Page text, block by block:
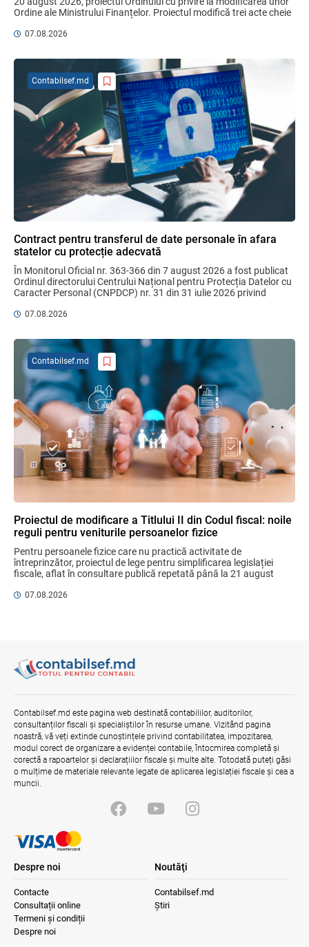
05.08.2026 Serviciul Fiscal de Stat
integrală a Titlului IV - accize armonizate
cu legislația UE
03.08.2026
Бухгалтерские и Налоговые
Консультации № 07/2026, комментарии
на полях
06.08.2026 Ciobanu Veaceslav
Plafonul operațiunilor valutare de capital
06.08.2026
MIA Plăți Instant: Soluția inovativă pentru
Efectele trecerii la euro ca monedă de
referință
06.08.2026 BNM
Bunurile și banii confiscați vor fi utilizați
în scopuri sociale și în interes public
06.08.2026 Guvernul RM
Mai puține taxe pe muncă. Mai multă
stimulare a investițiilor. Mai ferm pe vicii.
Mai corect pe excepții.
07.08.2026 Ministerul Finațelor
personale în afara statelor cu protecție
adecvată
07.08.2026
Ordine ale Ministrului Finanțelor. Proiectul modifică trei acte cheie
07.08.2026
Contract pentru transferul de date personale în afara
statelor cu protecție adecvată
În Monitorul Oficial nr. 363-366 din 7 august 2026 a fost publicat
Ordinul directorului Centrului Național pentru Protecția Datelor cu
Caracter Personal (CNPDCP) nr. 31 din 31 iulie 2026 privind
07.08.2026
Contabilsef.md
Proiectul de modificare a Titlului II din Codul fiscal: noile
reguli pentru veniturile persoanelor fizice
Pentru persoanele fizice care nu practică activitate de
întreprinzător, proiectul de lege pentru simplificarea legislației
fiscale, aflat în consultare publică repetată până la 21 august
07.08.2026
Contabilsef.md
Contabilsef.md este pagina web destinată contabililor, auditorilor,
consultanților fiscali și specialiștilor în resurse umane. Vizitând pagina
noastră, vă veți extinde cunoștințele privind contabilitatea, impozitarea,
modul corect de organizare a evidenței contabile, întocmirea completă și
corectă a rapoartelor și declarațiilor fiscale și multe alte. Totodată puteți găsi
o mulțime de materiale relevante legate de aplicarea legislației fiscale și cea a
muncii.
Despre noi
Contacte
Consultații online
Termeni și condiții
Despre noi
Noutăţi
Contabilsef.md
Știri